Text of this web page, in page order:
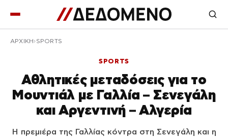
ΑΡΧΙΚΉ SPORTS
SPORTS
Αθλητικές μεταδόσεις για το
Μουντιάλ με Γαλλία – Σενεγάλη
και Αργεντινή – Αλγερία
Η πρεμιέρα της Γαλλίας κόντρα στη Σενεγάλη και η